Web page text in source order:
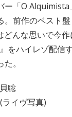
ー「O
。前作のベスト
んな思いで今
をハイレゾ配信
。
聡
イヴ写真)